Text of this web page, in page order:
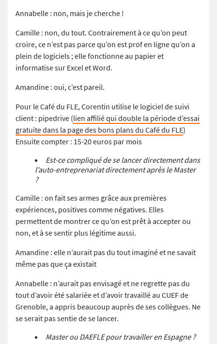
Annabelle : non, mais je cherche !
Camille : non, du tout. Contrairement à ce qu’on peut
croire, ce n’est pas parce qu’on est prof en ligne qu’on a
plein de logiciels ; elle fonctionne au papier et
informatise sur Excel et Word.
Amandine : oui, c’est pareil.
Pour le Café du FLE, Corentin utilise le logiciel de suivi
client : pipedrive (lien affilié qui double la période d’essai
gratuite dans la page des bons plans du Café du FLE)
Ensuite compter : 15-20 euros par mois
Est-ce compliqué de se lancer directement dans
l’auto-entreprenariat directement après le Master
?
Camille : on fait ses armes grâce aux premières
expériences, positives comme négatives. Elles
permettent de montrer ce qu’on est prêt à accepter ou
non, et à se sentir plus légitime aussi.
Amandine : elle n’aurait pas du tout imaginé et ne savait
même pas que ça existait
Annabelle : n’aurait pas envisagé et ne regrette pas du
tout d’avoir été salariée et d’avoir travaillé au CUEF de
Grenoble, a appris beaucoup auprès de ses collègues. Ne
se serait pas sentie de se lancer.
Master ou DAEFLE pour travailler en Espagne ?